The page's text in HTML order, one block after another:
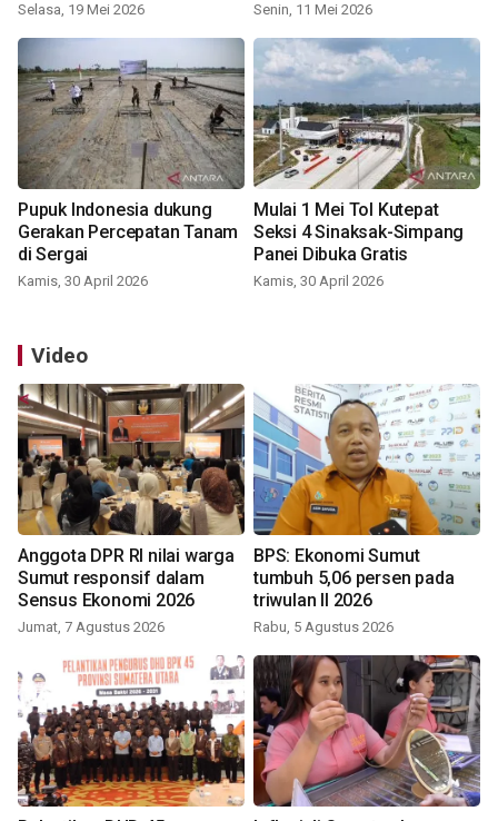
Selasa, 19 Mei 2026 Senin, 11 Mei 2026
Pupuk Indonesia dukung
Gerakan Percepatan Tanam
di Sergai
Kamis, 30 April 2026
Mulai 1 Mei Tol Kutepat
Seksi 4 Sinaksak-Simpang
Panei Dibuka Gratis
Kamis, 30 April 2026
Video
Anggota DPR RI nilai warga
Sumut responsif dalam
Sensus Ekonomi 2026
Jumat, 7 Agustus 2026
BPS: Ekonomi Sumut
tumbuh 5,06 persen pada
triwulan II 2026
Rabu, 5 Agustus 2026